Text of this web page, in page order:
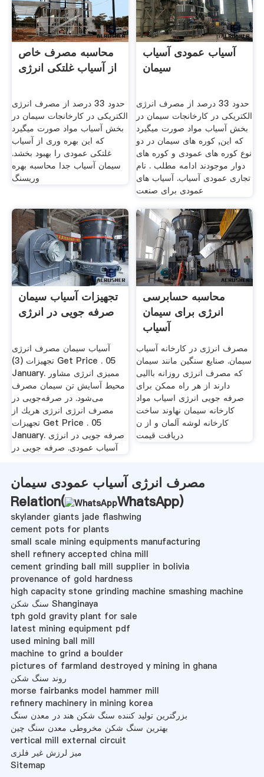
محاسبه مصرف خاص
از آسیاب غلتکی انرژی
حدود 33 درصد از مصرف انرژی
الکتریکی در کارخانجات سیمان در
بخش آسیاب مواد صورت میگیرد
که این بهره وری از آسیاب
غلتکی عمودی را بهبود بخشد.
سیمان آسیاب جدا محاسبه بهره
وریسنگ
آسیاب عمودی آسیاب
سیمان
حدود 33 درصد از مصرف انرژی
الکتریکی در کارخانجات سیمان در
بخش آسیاب مواد صورت میگیرد
که این, کوره های سیمان در دو
نوع کوره های عمودی و کوره های
دوار موجودند ادامه مطلب . نام
تجاری عمودی آسیاب. آسیاب های
عمودی برای صنعت
تجهیزات آسیاب سیمان
صرفه جویی در انرژی
آسیاب سیمان مصرف انرژی
تجهیزات (3) Get Price . 05
January. ممیزی انرژی مشاور
محیط آسایش تن سیمان مصرف
می‌شود. در صرفه‌جویی در
مصرف انرژی انرژی هریك از
تجهیزات Get Price . 05
January. صرفه جویی در انرژی
آسیاب عمودی. صرفه جویی در
محاسبه حسابرسی
انرژی برای سیمان
آسیاب
مصرف انرژی در کارخانه آسیاب
سیمان. صنایع سنگین مانند سیمان
که مصرف انرژی روزانه باالیی
دارند از هر راه ممکن برای
صرفه جویی انرژی اسیاب مواد
کارخانه سیمان نهاوند ساخت
کارخانه لوشه آلمان و از ن
دریافت قیمت
مصرف انرژی آسیاب عمودی سیمان
Relation(
WhatsApp)
skylander giants jade flashwing
cement pots for plants
small scale mining equipments manufacturing
shell refinery accepted china mill
cement grinding ball mill supplier in bolivia
provenance of gold hardness
high capacity stone grinding machine smashing machine
سنگ شکن Shanginaya
tph gold gravity plant for sale
latest mining equipment pdf
used mining ball mill
machine to grind a boulder
pictures of farmland destroyed y mining in ghana
روند سنگ شکن
morse fairbanks model hammer mill
refinery machinery in mining korea
بزرگترین تولید کننده سنگ شکن هند در معدن سنگ
بهترین سنگ شکن مخروطی معدن سنگ چین
vertical mill external circuit
میز لرزش غیر فلزی
Sitemap